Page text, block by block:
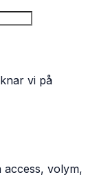
vi på
volym,